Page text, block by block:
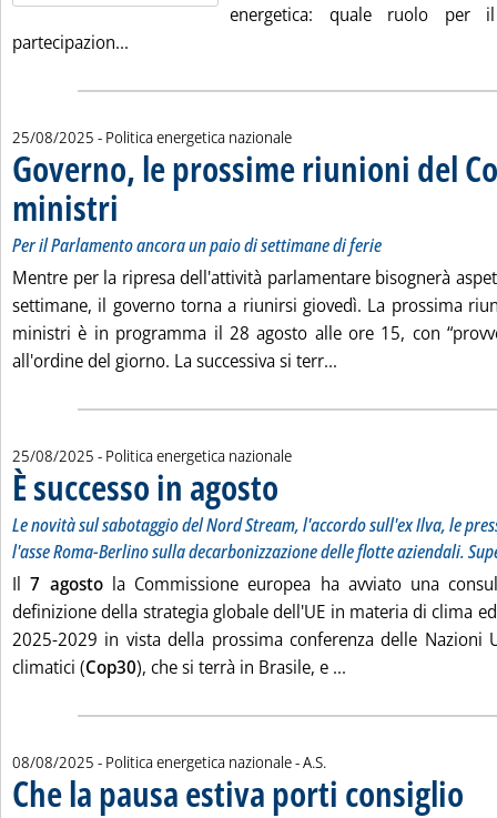
energetica: quale ruolo per
partecipazion...
25/08/2025 - Politica energetica nazionale
Governo, le prossime riunioni del
ministri . Sottotitolo: Per il Parlamento ancora un paio di settimane di ferie
. Pubblicata lunedì 25 agosto 2025 alle 17.26.
Per il Parlamento ancora un paio di settimane di ferie
Mentre per la ripresa dell'attività parlamentare bisognerà
settimane, il governo torna a riunirsi giovedì. La prossima
ministri è in programma il 28 agosto alle ore 15, con
all'ordine del giorno. La successiva si terr...
25/08/2025 - Politica energetica nazionale
È successo in agosto
Le novità sul sabotaggio del Nord Stream, l'accordo sull'ex Ilva, le
l'asse Roma-Berlino sulla decarbonizzazione delle flotte aziendali.
Il7 agostola Commissione europea ha avviato una
definizione della strategia globale dell'UE in materia di clima
2025-2029 in vista della prossima conferenza delle Nazioni
climatici (Cop30), che si terrà in Brasile, e ...
08/08/2025 - Politica energetica nazionale -di:
A.S.
Che la pausa estiva porti consiglio